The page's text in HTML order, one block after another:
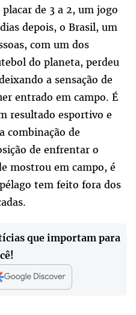
de 3 a 2, um jogo
depois, o Brasil, um
com um dos
do planeta, perdeu
a sensação de
entrado em campo. É
resultado esportivo e
combinação de
de enfrentar o
mostrou em campo, é
tem feito fora dos
que importam para